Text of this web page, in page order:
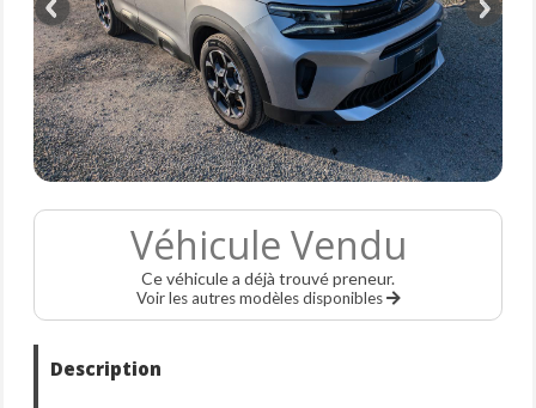
Véhicule Vendu
Ce véhicule a déjà trouvé preneur.
Voir les autres modèles disponibles
Description